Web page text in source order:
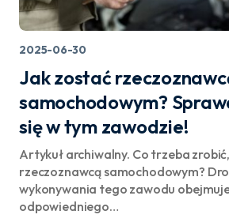
2025-06-30
Jak zostać
samochodowym?
się w tym zawodzie!
Artykuł archiwalny. Co trzeba
rzeczoznawcą samochodowym?
wykonywania tego zawodu
odpowiedniego…